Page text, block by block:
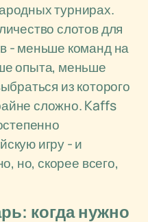
турнирах.
слотов для
- меньше команд на
опыта, меньше
из которого
сложно. Kaffs
игру - и
но, скорее всего,
когда нужно